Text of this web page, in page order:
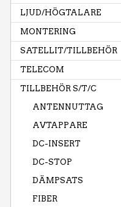
LJUD/HÖGTALARE
MONTERING
SATELLIT/TILLBEHÖR
TELECOM
TILLBEHÖR S/T/C
ANTENNUTTAG
AVTAPPARE
DC-INSERT
DC-STOP
DÄMPSATS
FIBER